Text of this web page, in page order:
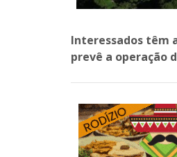
Interessados têm
prevê a operação